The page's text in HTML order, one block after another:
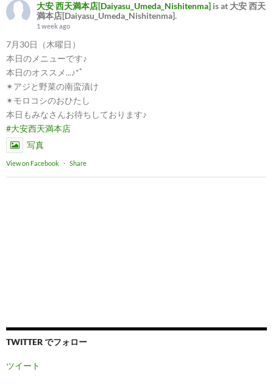
大安 西天満本店[Daiyasu_Umeda_Nishitenma] is at 大安 西天
満本店[Daiyasu_Umeda_Nishitenma].
1 week ago
7月30日（木曜日）
本日のメニューです♪
本日のオススメ...♪*ﾟ
✴︎アジと野菜の南蛮漬け
✴︎モロコシのおひたし
本日もみなさんお待ちしております♪
#大安西天満本店
写真
View on Facebook · Share
TWITTER でフォロー
ツイート